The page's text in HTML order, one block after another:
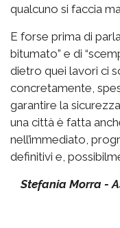
qualcuno si faccia
E forse prima di
bitumato” e di
dietro quei lavori ci
concretamente,
garantire la
una città è fatta
nell’immediato,
definitivi e,
Stefania Morra -